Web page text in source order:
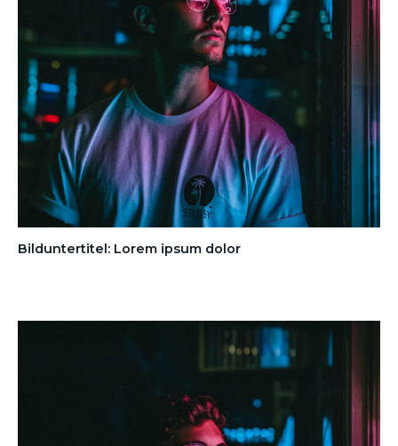
Bilduntertitel: Lorem ipsum dolor